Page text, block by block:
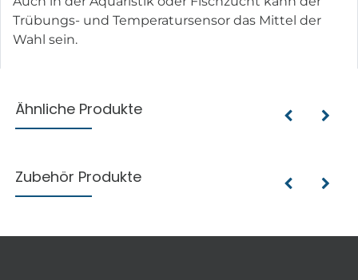
Trübungs- und Temperatursensor das Mittel der
Wahl sein.
Ähnliche Produkte
Zubehör Produkte